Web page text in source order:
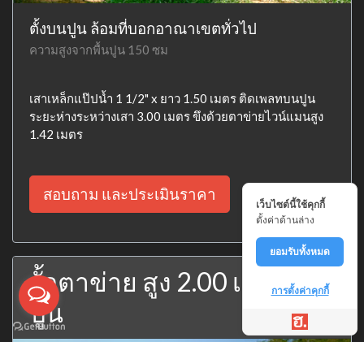
ตั้งบนปูน ล้อมที่บอกอาณาเขตทั่วไป
ความสูงจากพื้นปูน 150 ซม
เสาเหล็กแป๊ปน้ำ 1 1/2" x ยาว 1.50 เมตร ติดเพลทบนปูน
ระยะห่างระหว่างเสา 3.00 เมตร ขึงด้วยตาข่ายไวน์แมนสูง
1.42 เมตร
สอบถาม และประเมินราคา
รั้วตาข่าย สูง 2.00 เมตร บน
ปูน
เว็บไซต์นี้ใช้คุกกี้
ตั้งค่าด้านล่าง
ยอมรับทั้งหมด
การตั้งค่าคุกกี้